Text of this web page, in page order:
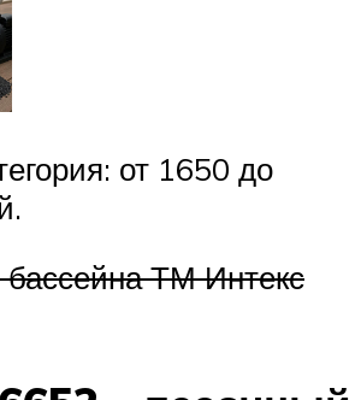
от 1650 до
ТМ Интекс